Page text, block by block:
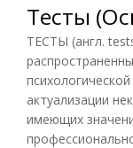
Тесты
ТЕСТЫ (англ.
актуализации
имеющих